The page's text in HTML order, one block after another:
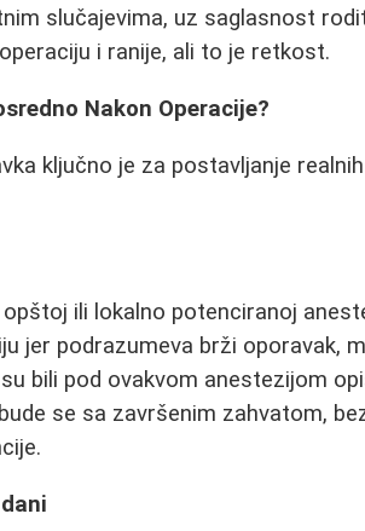
slučajevima, uz saglasnost
i ranije, ali to je retkost.
Nakon Operacije?
ključno je za postavljanje
ili lokalno potenciranoj
jer podrazumeva brži oporavak,
bili pod ovakvom anestezijom
se sa završenim zahvatom,